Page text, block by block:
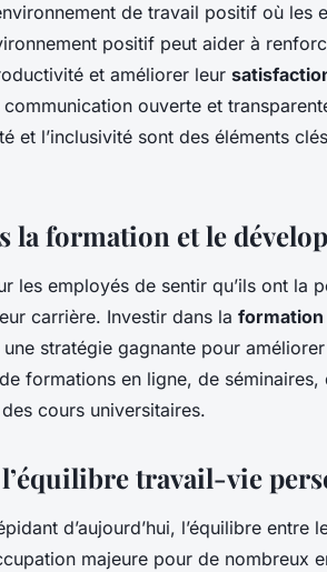
de travail positif où les
positif peut aider à
et améliorer leur
ouverte et
et l’inclusivité sont des éléments
la formation et le
les employés de sentir qu’ils ont la
carrière. Investir dans la formation
stratégie gagnante pour
formations en ligne, de séminaires,
cours universitaires.
travail-vie
d’aujourd’hui, l’équilibre
majeure pour de nombreux